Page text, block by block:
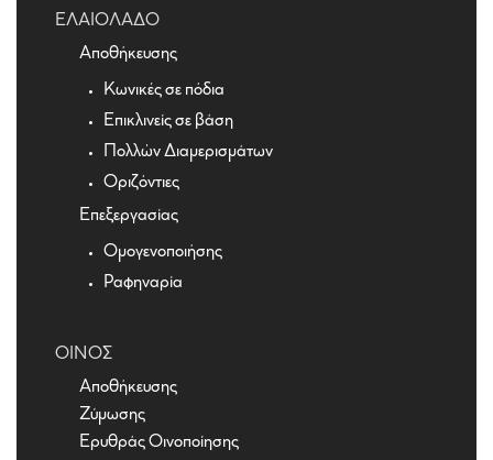
ΕΛΑΙΌΛΑΔΟ
Αποθήκευσης
Κωνικές σε πόδια
Επικλινείς σε βάση
Πολλών Διαμερισμάτων
Οριζόντιες
Επεξεργασίας
Ομογενοποιήσης
Ραφηναρία
ΟΊΝΟΣ
Αποθήκευσης
Ζύμωσης
Ερυθράς Οινοποίησης